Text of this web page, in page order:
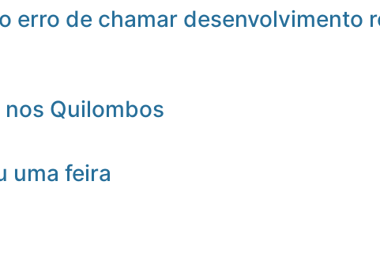
erro de chamar desenvolvimento
Quilombos
uma feira